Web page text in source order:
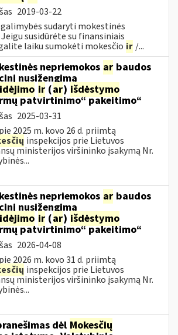
2019-03-22
sudaryti mokestinės
susidūrėte su finansiniais
laiku sumokėti mokesčio ir /...
nepriemokos ar baudos
nusižengimą
ir (ar) išdėstymo
patvirtinimo“ pakeitimo“
2025-03-31
2025 m. kovo 26 d. priimtą
inspekcijos prie Lietuvos
ministerijos viršininko įsakymą Nr.
nepriemokos ar baudos
nusižengimą
ir (ar) išdėstymo
patvirtinimo“ pakeitimo“
2026-04-08
2026 m. kovo 31 d. priimtą
inspekcijos prie Lietuvos
ministerijos viršininko įsakymą Nr.
dėl Mokesčių